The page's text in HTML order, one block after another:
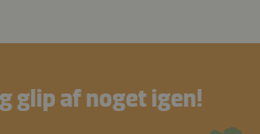
glip af noget igen!